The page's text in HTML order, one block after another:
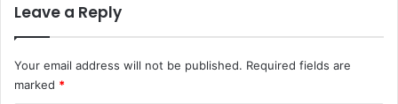
Leave a Reply
Your email address will not be published. Required fields are
marked *